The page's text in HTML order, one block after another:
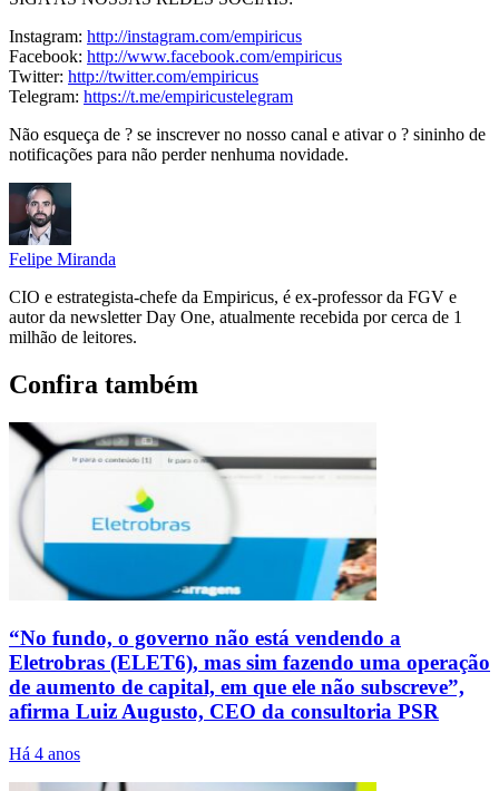
Instagram: http://instagram.com/empiricus
Facebook: http://www.facebook.com/empiricus
Twitter: http://twitter.com/empiricus
Telegram: https://t.me/empiricustelegram
Não esqueça de ? se inscrever no nosso canal e ativar o ? sininho de
notificações para não perder nenhuma novidade.
Felipe Miranda
CIO e estrategista-chefe da Empiricus, é ex-professor da FGV e
autor da newsletter Day One, atualmente recebida por cerca de 1
milhão de leitores.
Confira também
“No fundo, o governo não está vendendo a
Eletrobras (ELET6), mas sim fazendo uma operação
de aumento de capital, em que ele não subscreve”,
afirma Luiz Augusto, CEO da consultoria PSR
Há 4 anos